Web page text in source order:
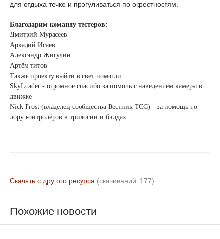
для отдыха точке и прогуливаться по окрестностям.
Благодарим команду тестеров:
Дмитрий Мурасеев
Аркадий Исаев
Александр Жигулин
Артём титов
Также проекту выйти в свет помогли:
SkyLoader - огромное спасибо за помочь с наведением камеры в
движке
Nick Frost (владелец сообщества Вестник ТСС) - за помощь по
лору контролёров в трилогии и билдах
Скачать с другого ресурса (cкачиваний: 177)
Похожие новости